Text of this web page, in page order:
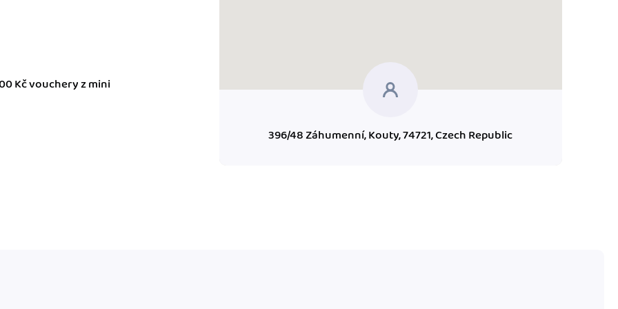
pro finanční
Kč vouchery z mini
396/48 Záhumenní, Kouty, 74721, Czech Republic